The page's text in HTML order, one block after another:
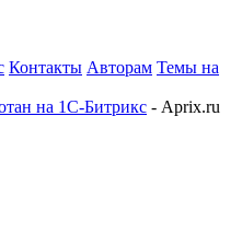
Контакты Авторам Темы на
на 1С-Битрикс - Aprix.ru